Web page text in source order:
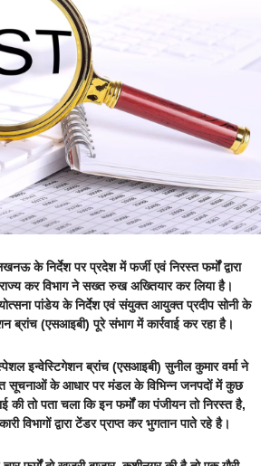
के निर्देश पर प्रदेश में फर्जी एवं निरस्त फर्मों द्वारा
राज्य कर विभाग ने सख्त रुख अख्तियार कर लिया है।
पांडेय के निर्देश एवं संयुक्त आयुक्त प्रदीप सोनी के
ब्रांच (एसआइबी) पूरे संभाग में कार्रवाई कर रहा है।
इन्वेस्टिगेशन ब्रांच (एसआइबी) सुनील कुमार वर्मा ने
सूचनाओं के आधार पर मंडल के विभिन्न जनपदों में कुछ
की तो पता चला कि इन फर्मों का पंजीयन तो निरस्त है,
विभागों द्वारा टेंडर प्राप्त कर भुगतान पाते रहे है।